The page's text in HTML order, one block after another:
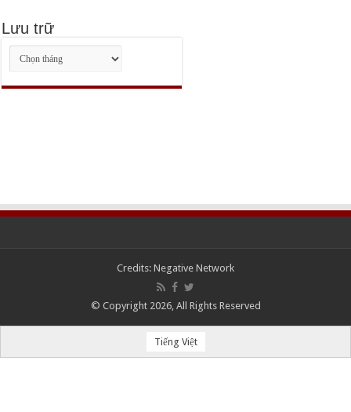
Lưu trữ
Lưu
trữ
Credits: Negative Network
© Copyright 2026, All Rights Reserved
Tiếng Việt